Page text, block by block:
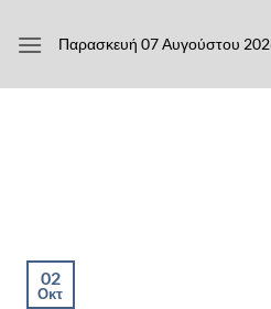
στο
Παρασκευή 07 Αυγούστου
02
Οκτ